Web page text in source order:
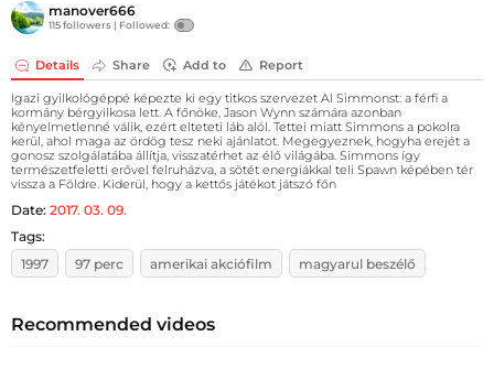
manover666
115 followers | Followed:
Details Share Add to Report
Igazi gyilkológéppé képezte ki egy titkos szervezet Al Simmonst: a férfi a
kormány bérgyilkosa lett. A főnöke, Jason Wynn számára azonban
kényelmetlenné válik, ezért elteteti láb alól. Tettei miatt Simmons a pokolra
kerül, ahol maga az ördög tesz neki ajánlatot. Megegyeznek, hogyha erejét a
gonosz szolgálatába állítja, visszatérhet az élő világába. Simmons így
természetfeletti erővel felruházva, a sötét energiákkal teli Spawn képében tér
vissza a Földre. Kiderül, hogy a kettős játékot játszó főn
Date: 2017. 03. 09.
Tags:
1997
97 perc amerikai akciófilm magyarul beszélő
Recommended videos